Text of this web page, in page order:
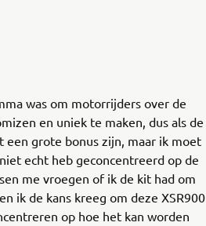
was om motorrijders over de
en uniek te maken, dus als de
grote bonus zijn, maar ik moet
echt heb geconcentreerd op de
me vroegen of ik de kit had om
ik de kans kreeg om deze XSR900
op hoe het kan worden